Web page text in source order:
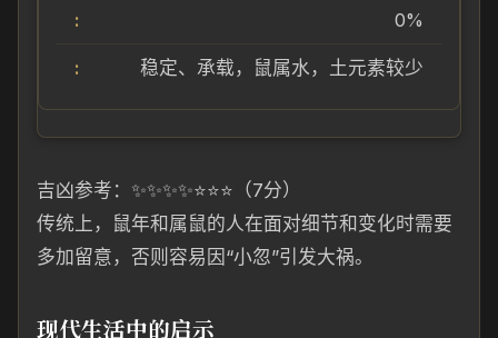
0%
稳定、承载，鼠属水，土元素较少
吉凶参考：✨✨✨✨⭐⭐⭐（7分）
传统上，鼠年和属鼠的人在面对细节和变化时需要
多加留意，否则容易因“小忽”引发大祸。
现代生活中的启示